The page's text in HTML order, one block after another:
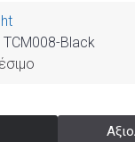
TCM008-Black